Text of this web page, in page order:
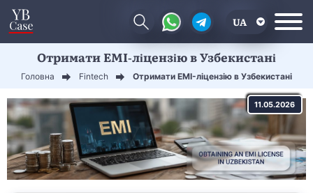
UA
Отримати EMI-ліцензію в Узбекистані
Головна Fintech Отримати EMI-ліцензію в Узбекистані
11.05.2026